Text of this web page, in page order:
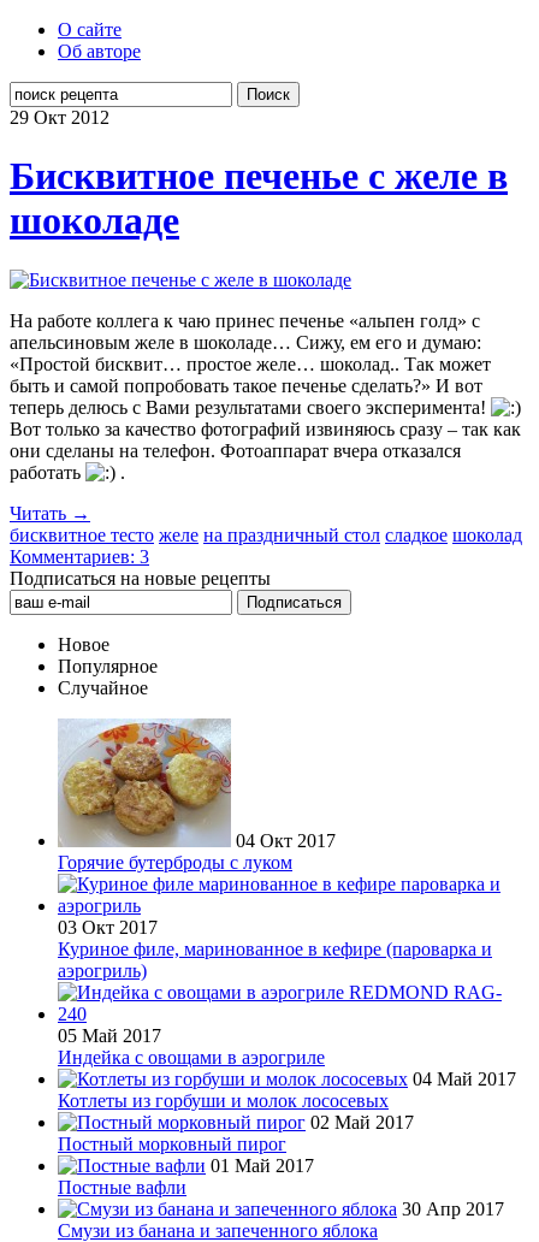
О сайте
Об авторе
Поиск
29 Окт 2012
Бисквитное печенье с желе в
шоколаде
На работе коллега к чаю принес печенье «альпен голд» с
апельсиновым желе в шоколаде… Сижу, ем его и думаю:
«Простой бисквит… простое желе… шоколад.. Так может
быть и самой попробовать такое печенье сделать?» И вот
теперь делюсь с Вами результатами своего эксперимента!
Вот только за качество фотографий извиняюсь сразу – так как
они сделаны на телефон. Фотоаппарат вчера отказался
работать
.
Читать →
бисквитное тесто желе на праздничный стол сладкое шоколад
Комментариев: 3
Подписаться на новые рецепты
Новое
Популярное
Случайное
04 Окт 2017
Горячие бутерброды с луком
03 Окт 2017
Куриное филе, маринованное в кефире (пароварка и
аэрогриль)
05 Май 2017
Индейка с овощами в аэрогриле
04 Май 2017
Котлеты из горбуши и молок лососевых
02 Май 2017
Постный морковный пирог
01 Май 2017
Постные вафли
30 Апр 2017
Смузи из банана и запеченного яблока